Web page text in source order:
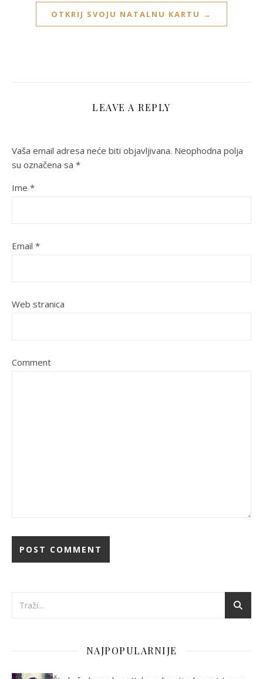
OTKRIJ SVOJU NATALNU KARTU →
LEAVE A REPLY
Vaša email adresa neće biti objavljivana. Neophodna polja
su označena sa *
Ime *
Email *
Web stranica
Comment
NAJPOPULARNIJE